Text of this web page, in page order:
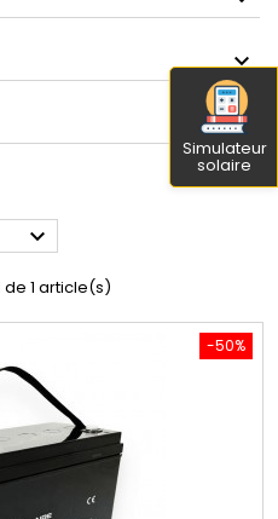

de 1 article(s)
-50%
Simulateur
solaire